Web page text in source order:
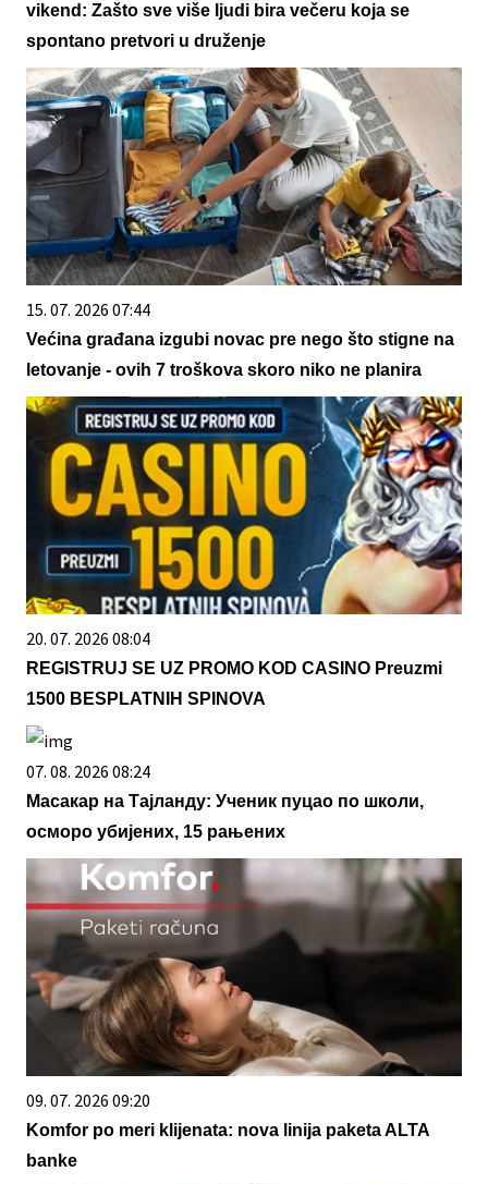
vikend: Zašto sve više ljudi bira večeru koja se
spontano pretvori u druženje
15. 07. 2026 07:44
Većina građana izgubi novac pre nego što stigne na
letovanje - ovih 7 troškova skoro niko ne planira
20. 07. 2026 08:04
REGISTRUJ SE UZ PROMO KOD CASINO Preuzmi
1500 BESPLATNIH SPINOVA
07. 08. 2026 08:24
Масакар на Тајланду: Ученик пуцао по школи,
осморо убијених, 15 рањених
09. 07. 2026 09:20
Komfor po meri klijenata: nova linija paketa ALTA
banke